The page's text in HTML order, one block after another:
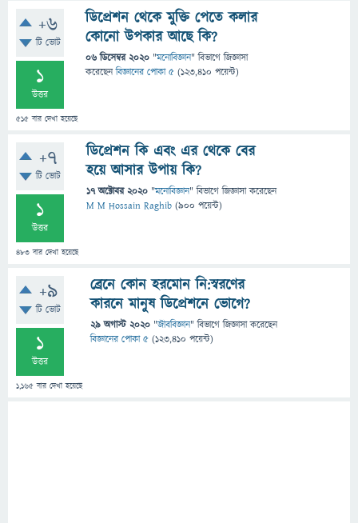
+6
টি ভোট
1
উত্তর
515 বার দেখা হয়েছে
ডিপ্রেশন থেকে মুক্তি পেতে কলার
কোনো উপকার আছে কি?
06 ডিসেম্বর 2020 "মনোবিজ্ঞান" বিভাগে জিজ্ঞাসা
করেছেনবিজ্ঞানের পোকা ৫ (123,410 পয়েন্ট)
+7
টি ভোট
1
উত্তর
483 বার দেখা হয়েছে
ডিপ্রেশন কি এবং এর থেকে বের
হয়ে আসার উপায় কি?
17 অক্টোবর 2020 "মনোবিজ্ঞান" বিভাগে জিজ্ঞাসাকরেছেন
M M Hossain Raghib (900 পয়েন্ট)
+9
টি ভোট
1
উত্তর
1,165 বার দেখা হয়েছে
ব্রেনে কোন হরমোন নি:স্বরণের
কারনে মানুষ ডিপ্রেশনে ভোগে?
29 অগাস্ট 2020 "জীববিজ্ঞান" বিভাগে জিজ্ঞাসাকরেছেন
বিজ্ঞানের পোকা ৫ (123,410 পয়েন্ট)